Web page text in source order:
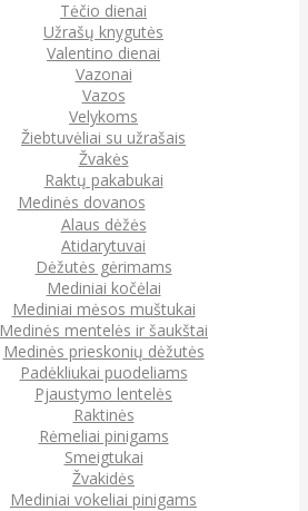
Tėčio dienai
Užrašų knygutės
Valentino dienai
Vazonai
Vazos
Velykoms
Žiebtuvėliai su užrašais
Žvakės
Raktų pakabukai
Medinės dovanos
Alaus dėžės
Atidarytuvai
Dėžutės gėrimams
Mediniai kočėlai
Mediniai mėsos muštukai
Medinės mentelės ir šaukštai
Medinės prieskonių dėžutės
Padėkliukai puodeliams
Pjaustymo lentelės
Raktinės
Rėmeliai pinigams
Smeigtukai
Žvakidės
Mediniai vokeliai pinigams